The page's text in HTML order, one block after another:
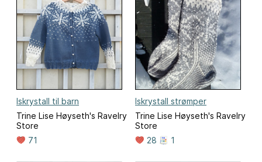
Iskrystall til barn
Trine Lise Høyseth's Ravelry
Store
71
Iskrystall strømper
Trine Lise Høyseth's Ravelry
Store
28
1